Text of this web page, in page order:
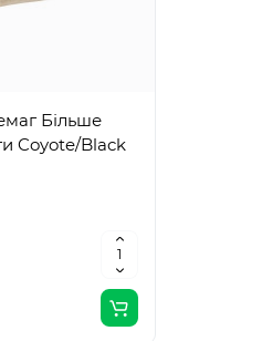
Більше
Coyote/Black